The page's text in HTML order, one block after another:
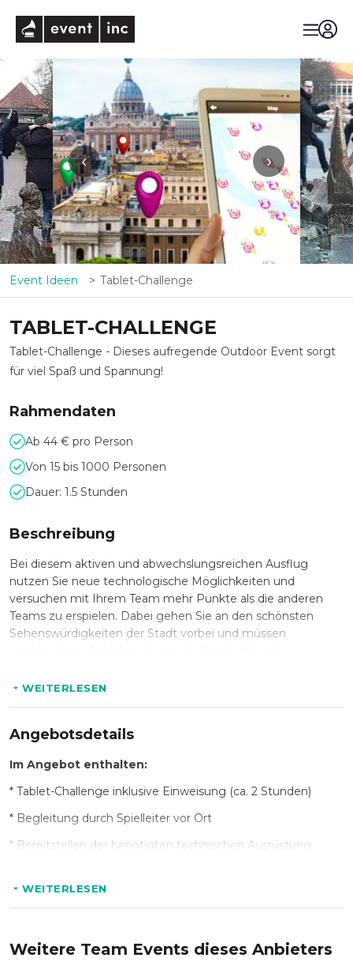
‹ ›
Event Ideen Tablet-Challenge
TABLET-CHALLENGE
Tablet-Challenge - Dieses aufregende Outdoor Event sorgt
für viel Spaß und Spannung!
Rahmendaten
Ab 44 € pro Person
Von 15 bis 1000 Personen
Dauer: 1.5 Stunden
Beschreibung
Bei diesem aktiven und abwechslungsreichen Ausflug
nutzen Sie neue technologische Möglichkeiten und
versuchen mit Ihrem Team mehr Punkte als die anderen
Teams zu erspielen. Dabei gehen Sie an den schönsten
Sehenswürdigkeiten der Stadt vorbei und müssen
Welches Team entwickelt die beste Strategie und kann das
Spiel für sich entscheiden?
WEITERLESEN
Angebotsdetails
Im Angebot enthalten:
* Tablet-Challenge inklusive Einweisung (ca. 2 Stunden)
* Begleitung durch Spielleiter vor Ort
* Bereitstellen der benötigten technischen Ausrüstung
Deutschland:
WEITERLESEN
Weitere Team Events dieses Anbieters